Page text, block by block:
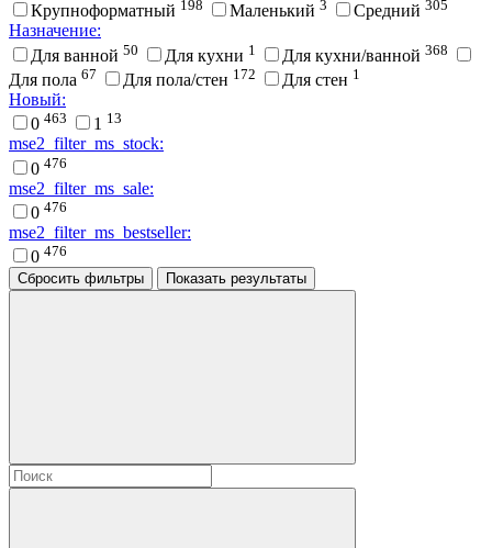
Крупноформатный 198 Маленький 3 Средний 305
Назначение:
Для ванной 50 Для кухни 1 Для кухни/ванной 368
Для пола 67 Для пола/стен 172 Для стен 1
Новый:
0 463 1 13
mse2_filter_ms_stock:
0 476
mse2_filter_ms_sale:
0 476
mse2_filter_ms_bestseller:
0 476
Сбросить фильтры
Показать результаты